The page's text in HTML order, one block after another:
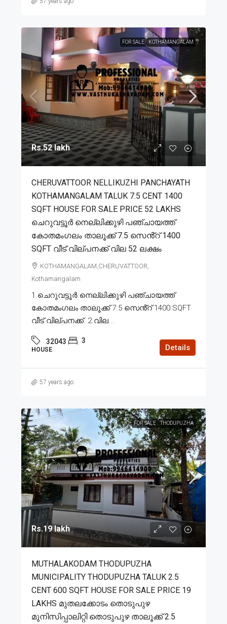
FOR SALE KOTHAMANGALAM
Rs.52 lakh
CHERUVATTOOR NELLIKUZHI PANCHAYATH
KOTHAMANGALAM TALUK 7.5 CENT 1400
SQFT HOUSE FOR SALE PRICE 52 LAKHS
ചെറുവട്ടൂർ നെല്ലിക്കുഴി പഞ്ചായത്ത്
കോതമംഗലം താലൂക്ക് 7.5 സെൻ്റ് 1400
SQFT വീട് വില്പനക്ക് വില 52 ലക്ഷം
KOTHAMANGALAM,CHERUVATTOOR,
Kothamangalam
1.ചെറുവട്ടൂർ നെല്ലിക്കുഴി പഞ്ചായത്ത്
കോതമംഗലം താലൂക്ക് 7.5 സെൻ്റ് 1400 SQFT
വീട് വില്പനക്ക്. 2.വില...
32043 3
HOUSE Details
57 years ago
FOR SALE THODUPUZHA
Rs.19 lakh
MUTHALAKODAM THODUPUZHA
MUNICIPALITY THODUPUZHA TALUK 2.5
CENT 600 SQFT HOUSE FOR SALE PRICE 19
LAKHS മുതലക്കോടം തൊടുപുഴ
മുനിസിപ്പാലിറ്റി തൊടുപുഴ താലൂക്ക് 2.5